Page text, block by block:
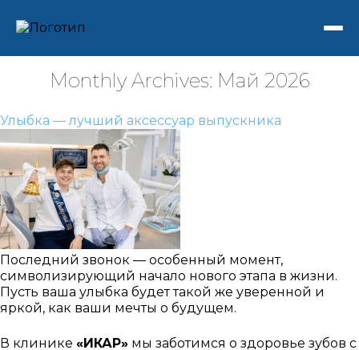
Monthly Archives: Май 2026
Улыбка — лучший аксессуар выпускника
Последний звонок — особенный момент,
символизирующий начало нового этапа в жизни.
Пусть ваша улыбка будет такой же уверенной и
яркой, как ваши мечты о будущем.
В клинике «ИКАР» мы заботимся о здоровье зубов с